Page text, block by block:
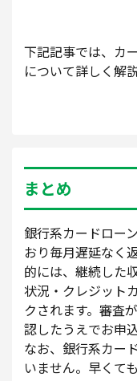
下記記事では、カ
について詳しく解
まとめ
銀行系カードロー
おり毎月遅延なく
的には、継続した
状況・クレジット
クされます。審査
認したうえでお申
なお、銀行系カー
いません。早くて